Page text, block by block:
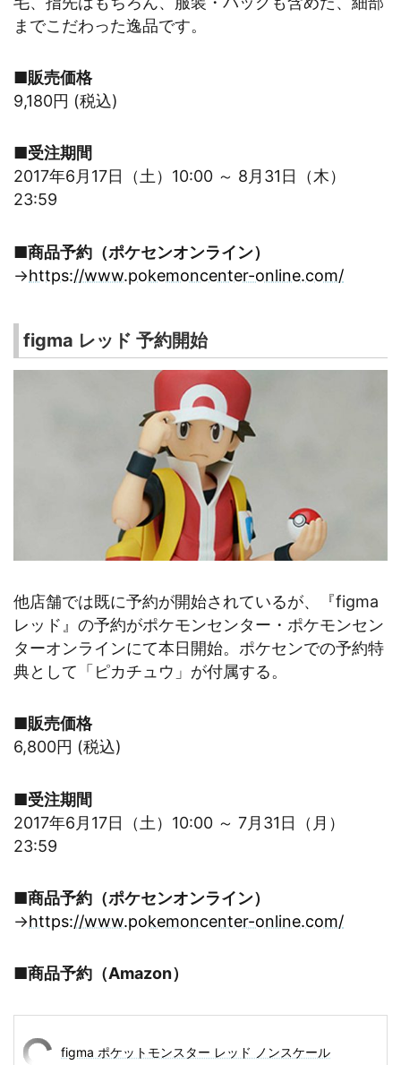
までこだわった逸品です。
■販売価格
9,180円 (税込)
■受注期間
2017年6月17日（土）10:00 ～ 8月31日（木）
23:59
■商品予約（ポケセンオンライン）
→https://www.pokemoncenter-online.com/
figma レッド 予約開始
他店舗では既に予約が開始されているが、『figma
レッド』の予約がポケモンセンター・ポケモンセン
ターオンラインにて本日開始。ポケセンでの予約特
典として「ピカチュウ」が付属する。
■販売価格
6,800円 (税込)
■受注期間
2017年6月17日（土）10:00 ～ 7月31日（月）
23:59
■商品予約（ポケセンオンライン）
→https://www.pokemoncenter-online.com/
■商品予約（Amazon）
figma ポケットモンスター レッド ノンスケール